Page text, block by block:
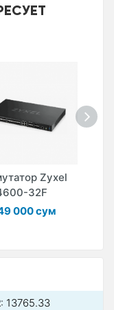
Zyxel
32F
000 сум
13765.33